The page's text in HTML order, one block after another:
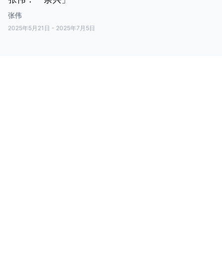
张伟
2025年5月21日 - 2025年7月5日